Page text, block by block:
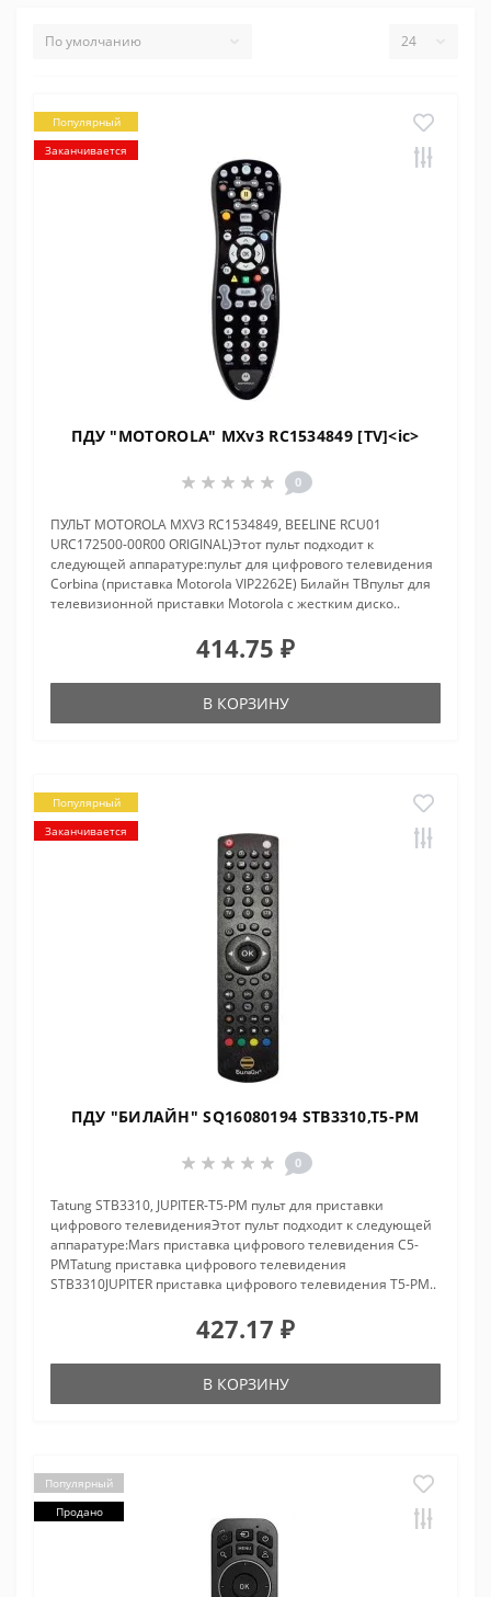
Популярный
Заканчивается
ПДУ "MOTOROLA" MXv3 RC1534849 [TV]<ic>
0
ПУЛЬТ MOTOROLA MXV3 RC1534849, BEELINE RCU01
URC172500-00R00 ORIGINAL)Этот пульт подходит к
следующей аппаратуре:пульт для цифрового телевидения
Corbina (приставка Motorola VIP2262E) Билайн ТВпульт для
телевизионной приставки Motorola с жестким диско..
414.75 ₽
В КОРЗИНУ
Популярный
Заканчивается
ПДУ "БИЛАЙН" SQ16080194 STB3310,T5-PM
0
Tatung STB3310, JUPITER-T5-PM пульт для приставки
цифрового телевиденияЭтот пульт подходит к следующей
аппаратуре:Mars приставка цифрового телевидения C5-
PMTatung приставка цифрового телевидения
STB3310JUPITER приставка цифрового телевидения T5-PM..
427.17 ₽
В КОРЗИНУ
Популярный
Продано